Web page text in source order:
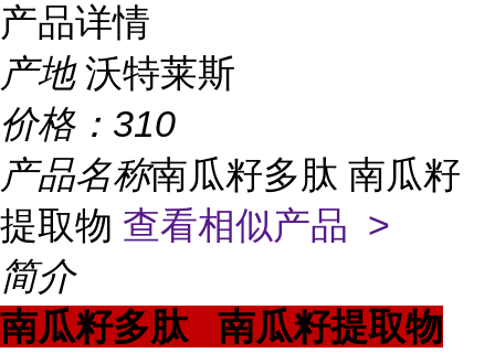
产品详情
产地 沃特莱斯
价格： 310
产品名称南瓜籽多肽 南瓜籽
提取物 查看相似产品 >
简介
南瓜籽多肽 南瓜籽提取物